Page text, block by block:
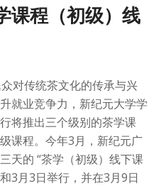
课程（初级）线
对传统茶文化的传承与兴
就业竞争力，新纪元大学学
将推出三个级别的茶学课
课程。今年3月，新纪元广
天的 “茶学（初级）线下课
3月3日举行，并在3月9日